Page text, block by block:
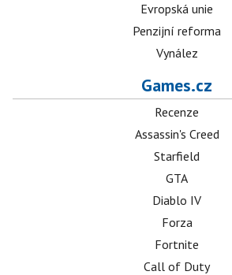
Evropská unie
Penzijní reforma
Vynález
Games.cz
Recenze
Assassin's Creed
Starfield
GTA
Diablo IV
Forza
Fortnite
Call of Duty